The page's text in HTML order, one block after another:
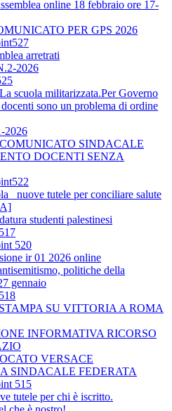
online 18 febbraio ore 17-
PER GPS 2026
arretrati
2026
scuola militarizzata.Per Governo
sono un problema di ordine
2026
SINDACALE
DOCENTI SENZA
nuove tutele per conciliare salute
studenti palestinesi
520
ir 01 2026 online
politiche della
gennaio
SU VITTORIA A ROMA
INFORMATIVA RICORSO
VERSACE
SINDACALE FEDERATA
515
tutele per chi è iscritto.